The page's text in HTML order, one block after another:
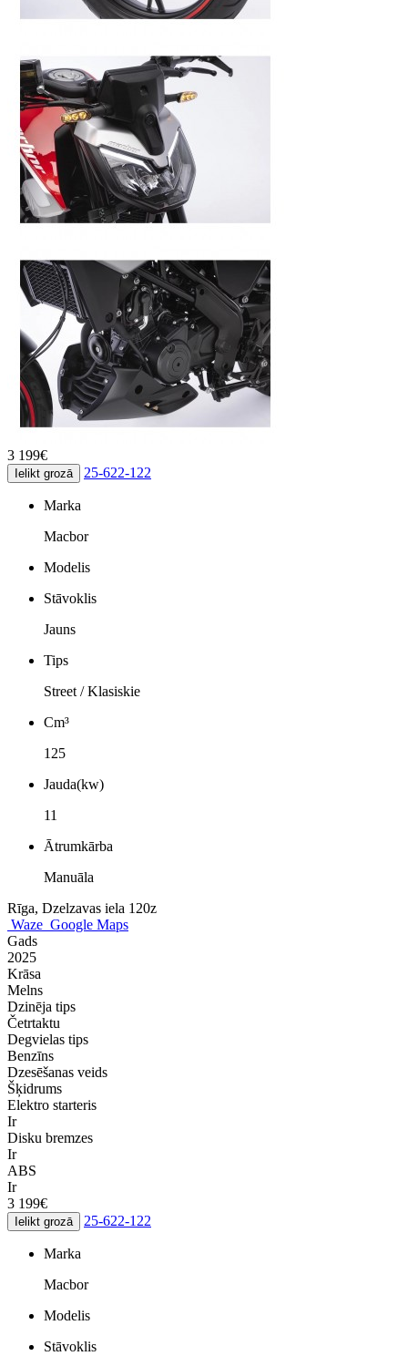
3 199€
Ielikt grozā 25-622-122
Marka
Macbor
Modelis
Stāvoklis
Jauns
Tips
Street / Klasiskie
Cm³
125
Jauda(kw)
11
Ātrumkārba
Manuāla
Rīga, Dzelzavas iela 120z
Waze Google Maps
Gads
2025
Krāsa
Melns
Dzinēja tips
Četrtaktu
Degvielas tips
Benzīns
Dzesēšanas veids
Šķidrums
Elektro starteris
Ir
Disku bremzes
Ir
ABS
Ir
3 199€
Ielikt grozā 25-622-122
Marka
Macbor
Modelis
Stāvoklis